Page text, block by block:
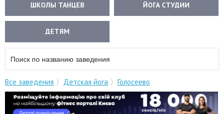
ШКОЛЫ ТАНЦЕВ ЙОГА СТУДИИ
ДЕТЯМ
Все заведения Детская йога Голосеево